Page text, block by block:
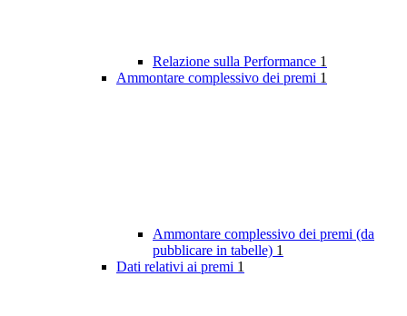
Relazione sulla Performance 1
Ammontare complessivo dei premi 1
Ammontare complessivo dei premi (da
pubblicare in tabelle) 1
Dati relativi ai premi 1